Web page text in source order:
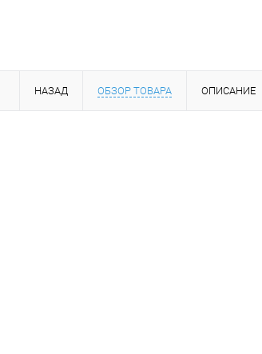
НАЗАД ОБЗОР ТОВАРА ОПИСАНИЕ